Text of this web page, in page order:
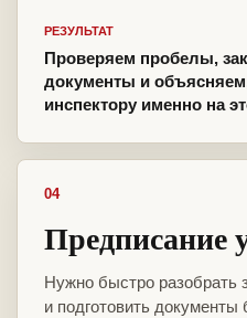
РЕЗУЛЬТАТ
Проверяем пробелы,
документы и
инспектору именно на
04
Предписание
Нужно быстро разобрать
и подготовить